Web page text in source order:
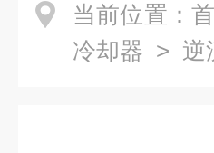
当前位置：
冷却器 > 逆